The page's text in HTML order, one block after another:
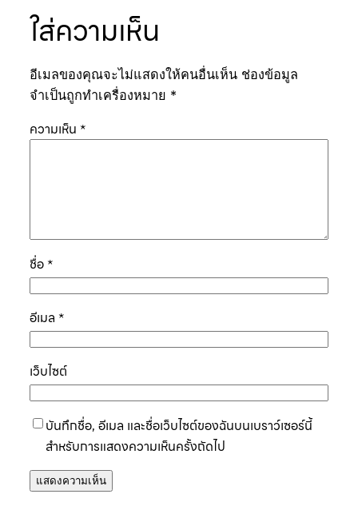
ใส่ความเห็น
อีเมลของคุณจะไม่แสดงให้คนอื่นเห็น ช่องข้อมูล
จำเป็นถูกทำเครื่องหมาย *
ความเห็น *
ชื่อ*
อีเมล *
เว็บไซต์
บันทึกชื่อ, อีเมล และชื่อเว็บไซต์ของฉันบนเบราว์เซอร์นี้
สำหรับการแสดงความเห็นครั้งถัดไป